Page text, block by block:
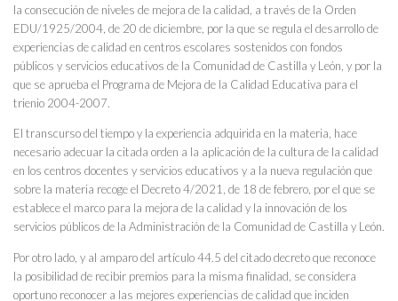
la consecución de niveles de mejora de la calidad, a través de la Orden
EDU/1925/2004, de 20 de diciembre, por la que se regula el desarrollo de
experiencias de calidad en centros escolares sostenidos con fondos
públicos y servicios educativos de la Comunidad de Castilla y León, y por la
que se aprueba el Programa de Mejora de la Calidad Educativa para el
trienio 2004-2007.
El transcurso del tiempo y la experiencia adquirida en la materia, hace
necesario adecuar la citada orden a la aplicación de la cultura de la calidad
en los centros docentes y servicios educativos y a la nueva regulación que
sobre la materia recoge el Decreto 4/2021, de 18 de febrero, por el que se
establece el marco para la mejora de la calidad y la innovación de los
servicios públicos de la Administración de la Comunidad de Castilla y León.
Por otro lado, y al amparo del artículo 44.5 del citado decreto que reconoce
la posibilidad de recibir premios para la misma finalidad, se considera
oportuno reconocer a las mejores experiencias de calidad que inciden